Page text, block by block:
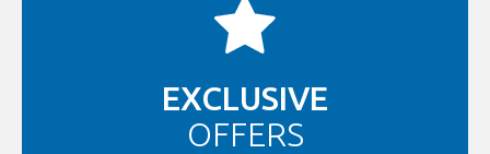
EXCLUSIVE
OFFERS